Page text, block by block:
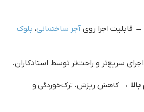
→ قابلیت اجرا روی آجر ساختمانی، بلوک
سریع‌تر و راحت‌تر توسط استادکاران.
→ کاهش ریزش، ترک‌خوردگی و